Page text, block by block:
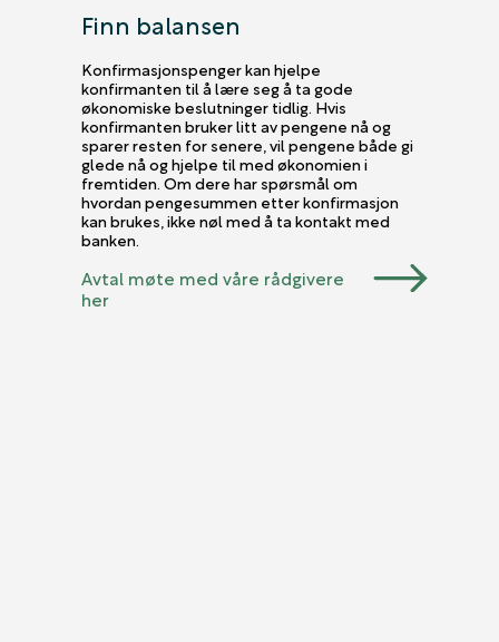
Finn balansen
Konfirmasjonspenger kan hjelpe
konfirmanten til å lære seg å ta gode
økonomiske beslutninger tidlig. Hvis
konfirmanten bruker litt av pengene nå og
sparer resten for senere, vil pengene både gi
glede nå og hjelpe til med økonomien i
fremtiden. Om dere har spørsmål om
hvordan pengesummen etter konfirmasjon
kan brukes, ikke nøl med å ta kontakt med
banken.
Avtal møte med våre rådgivere
her